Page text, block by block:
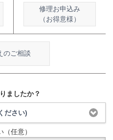
修理お申込み
（お得意様）
のご相談
ましたか？
ださい)
任意）